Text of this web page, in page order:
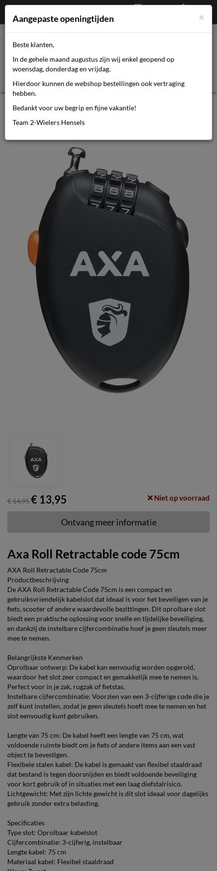
€0,00
Afrekenen
Mijn account
Axa Roll Retractable code 75cm
€ 14,95€ 13,95 Niet op voorraad
Ontvang meer informatie
Axa Roll Retractable code 75cm
AXA Roll Retractable Code 75cm
Productbeschrijving
De AXA Roll Retractable Code 75cm is een compact en
gebruiksvriendelijk kabelslot dat ideaal is voor het beveiligen van je
fiets, scooter of andere waardevolle bezittingen. Dit oprolbare slot
biedt een praktische oplossing voor snelle en tijdelijke beveiliging,
en dankzij de instelbare cijfercombinatie hoef je geen sleutels meer
mee te nemen.
Belangrijkste Kenmerken
Oprolbaar ontwerp: De kabel kan eenvoudig worden opgerold,
waardoor het slot zeer compact en gemakkelijk mee te nemen is.
Perfect voor in je zak, rugzak of fietstas.
Instelbare cijfercombinatie: Voorzien van een 3-cijferige code die je
zelf kunt instellen, zodat je geen sleutels hoeft mee te nemen en het
slot eenvoudig kunt gebruiken.
Lengte van 75 cm: De kabel heeft een lengte van 75 cm, wat
voldoende ruimte biedt om je fiets of andere items aan een vast
object te bevestigen.
Flexibele stalen kabel: De kabel is gemaakt van flexibel staaldraad
dat bestand is tegen doorsnijden en biedt voldoende beveiliging
voor kort gebruik of in situaties met een laag diefstalrisico.
Lichtgewicht: Met zijn lichte gewicht is dit slot ideaal voor dagelijks
gebruik zonder extra belasting.
Specificaties
Type slot: Oprolbaar kabelslot
Cijfercombinatie: 3-cijferig, instelbaar
Lengte kabel: 75 cm
Materiaal kabel: Flexibel staaldraad
×
Aangepaste openingtijden
Beste klanten,
In de gehele maand augustus zijn wij enkel geopend op
woensdag, donderdag en vrijdag.
Hierdoor kunnen de webshop bestellingen ook vertraging
hebben.
Bedankt voor uw begrip en fijne vakantie!
Team 2-Wielers Hensels